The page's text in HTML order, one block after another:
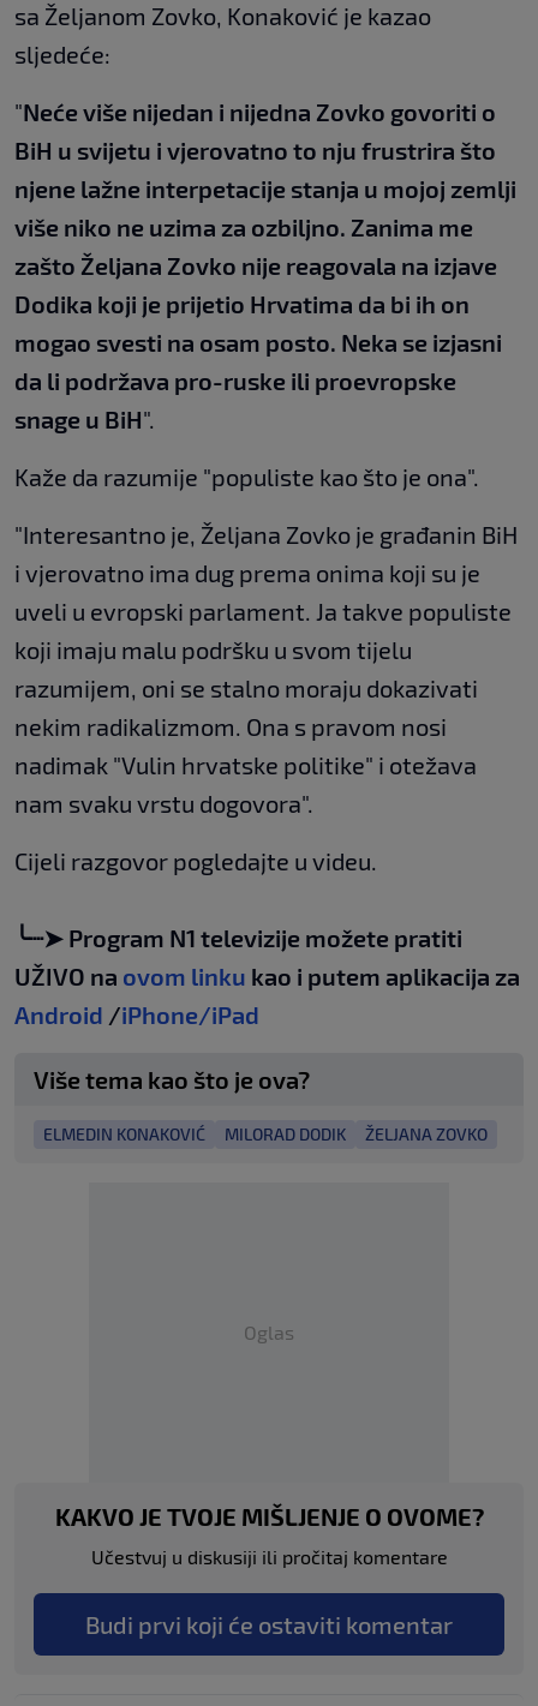
sa Željanom Zovko, Konaković je kazao
sljedeće:
"Neće više nijedan i nijedna Zovko govoriti o
BiH u svijetu i vjerovatno to nju frustrira što
njene lažne interpetacije stanja u mojoj zemlji
više niko ne uzima za ozbiljno. Zanima me
zašto Željana Zovko nije reagovala na izjave
Dodika koji je prijetio Hrvatima da bi ih on
mogao svesti na osam posto. Neka se izjasni
da li podržava pro-ruske ili proevropske
snage u BiH".
Kaže da razumije "populiste kao što je ona".
"Interesantno je, Željana Zovko je građanin BiH
i vjerovatno ima dug prema onima koji su je
uveli u evropski parlament. Ja takve populiste
koji imaju malu podršku u svom tijelu
razumijem, oni se stalno moraju dokazivati
nekim radikalizmom. Ona s pravom nosi
nadimak "Vulin hrvatske politike" i otežava
nam svaku vrstu dogovora".
Cijeli razgovor pogledajte u videu.
╰┈➤ Program N1 televizije možete pratiti
UŽIVO na ovom linku kao i putem aplikacija za
Android /iPhone/iPad
Više tema kao što je ova?
ELMEDIN KONAKOVIĆ MILORAD DODIK ŽELJANA ZOVKO
Oglas
KAKVO JE TVOJE MIŠLJENJE O OVOME?
Učestvuj u diskusiji ili pročitaj komentare
Budi prvi koji će ostaviti komentar